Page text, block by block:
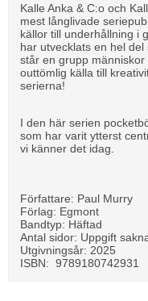
Kalle Anka & C:o och
mest långlivade
källor till underhållning i
har utvecklats en hel
står en grupp
outtömlig källa till
serierna!
I den här serien
som har varit ytterst
vi känner det idag.
Författare: Paul Murry
Förlag: Egmont
Bandtyp: Häftad
Antal sidor: Uppgift
Utgivningsår: 2025
ISBN: 9789180742931